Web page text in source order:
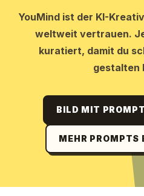
YouMind ist der KI-
weltweit vertrauen.
kuratiert, damit du
gestalten
BILD MIT
MEHR PROMPTS